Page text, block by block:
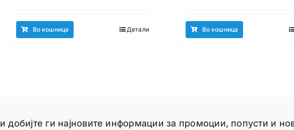
Во кошница Детали Во кошница
добијте ги најновите информации за промоции, попусти и